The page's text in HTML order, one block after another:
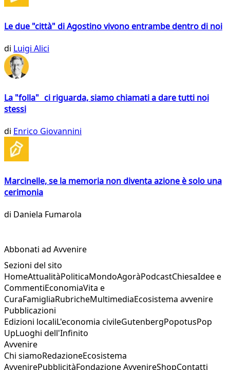
Le due "città" di Agostino vivono entrambe dentro di noi
di Luigi Alici
La "folla" ci riguarda, siamo chiamati a dare tutti noi
stessi
di Enrico Giovannini
Marcinelle, se la memoria non diventa azione è solo una
cerimonia
di Daniela Fumarola
Abbonati ad Avvenire
Sezioni del sito
HomeAttualitàPoliticaMondoAgoràPodcastChiesaIdee e
CommentiEconomiaVita e
CuraFamigliaRubricheMultimediaEcosistema avvenire
Pubblicazioni
Edizioni localiL'economia civileGutenbergPopotusPop
UpLuoghi dell'Infinito
Avvenire
Chi siamoRedazioneEcosistema
AvvenirePubblicitàFondazione AvvenireShopContatti